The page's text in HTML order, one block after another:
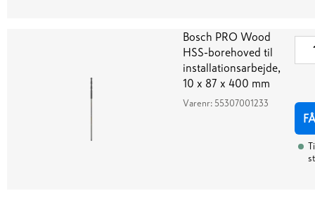
Bosch PRO Wood
HSS-borehoved til
installationsarbejde,
10 x 87 x 400 mm
Varenr: 55307001233